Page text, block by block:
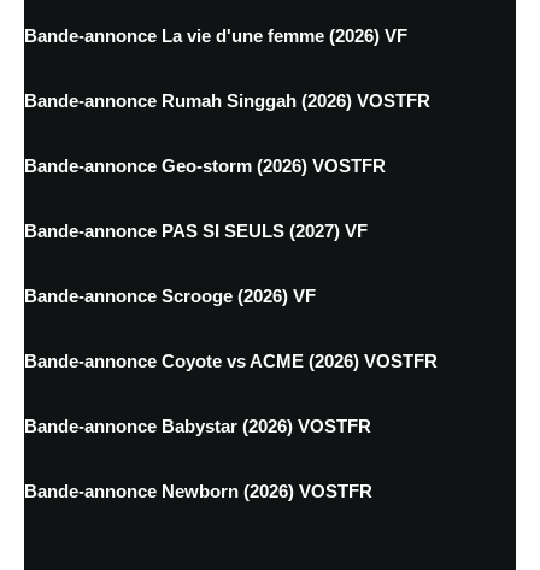
Bande-annonce La vie d'une femme (2026) VF
Bande-annonce Rumah Singgah (2026) VOSTFR
Bande-annonce Geo-storm (2026) VOSTFR
Bande-annonce PAS SI SEULS (2027) VF
Bande-annonce Scrooge (2026) VF
Bande-annonce Coyote vs ACME (2026) VOSTFR
Bande-annonce Babystar (2026) VOSTFR
Bande-annonce Newborn (2026) VOSTFR